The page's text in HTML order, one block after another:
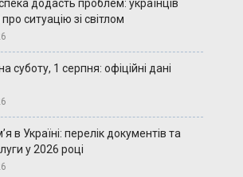
додасть проблем: українців
ситуацію зі світлом
суботу, 1 серпня: офіційні дані
в Україні: перелік документів та
у 2026 році